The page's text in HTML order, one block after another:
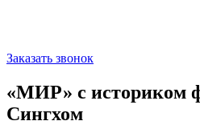
Заказать звонок
«МИР» с историком
Сингхом